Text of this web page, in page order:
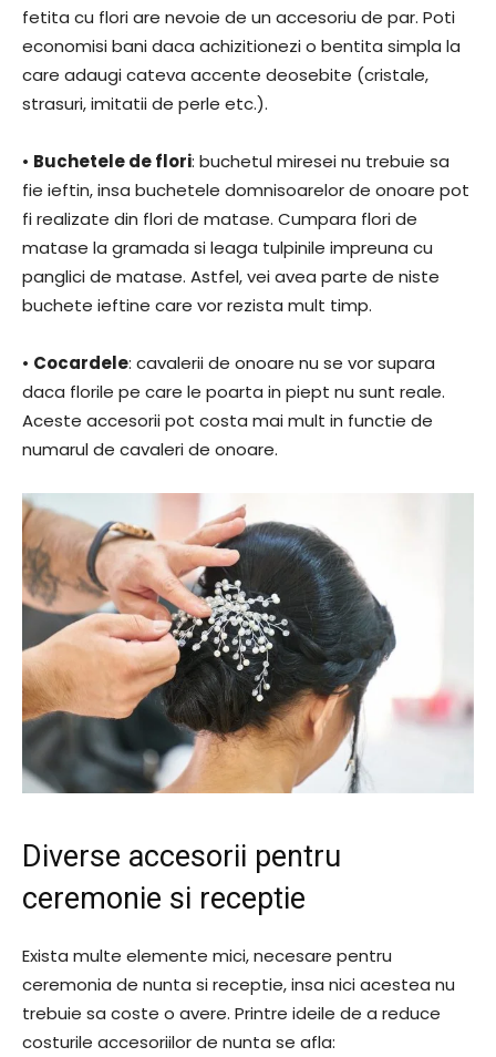
fetita cu flori are nevoie de un accesoriu de par. Poti
economisi bani daca achizitionezi o bentita simpla la
care adaugi cateva accente deosebite (cristale,
strasuri, imitatii de perle etc.).
• Buchetele de flori: buchetul miresei nu trebuie sa
fie ieftin, insa buchetele domnisoarelor de onoare pot
fi realizate din flori de matase. Cumpara flori de
matase la gramada si leaga tulpinile impreuna cu
panglici de matase. Astfel, vei avea parte de niste
buchete ieftine care vor rezista mult timp.
• Cocardele: cavalerii de onoare nu se vor supara
daca florile pe care le poarta in piept nu sunt reale.
Aceste accesorii pot costa mai mult in functie de
numarul de cavaleri de onoare.
Diverse accesorii pentru
ceremonie si receptie
Exista multe elemente mici, necesare pentru
ceremonia de nunta si receptie, insa nici acestea nu
trebuie sa coste o avere. Printre ideile de a reduce
costurile accesoriilor de nunta se afla: